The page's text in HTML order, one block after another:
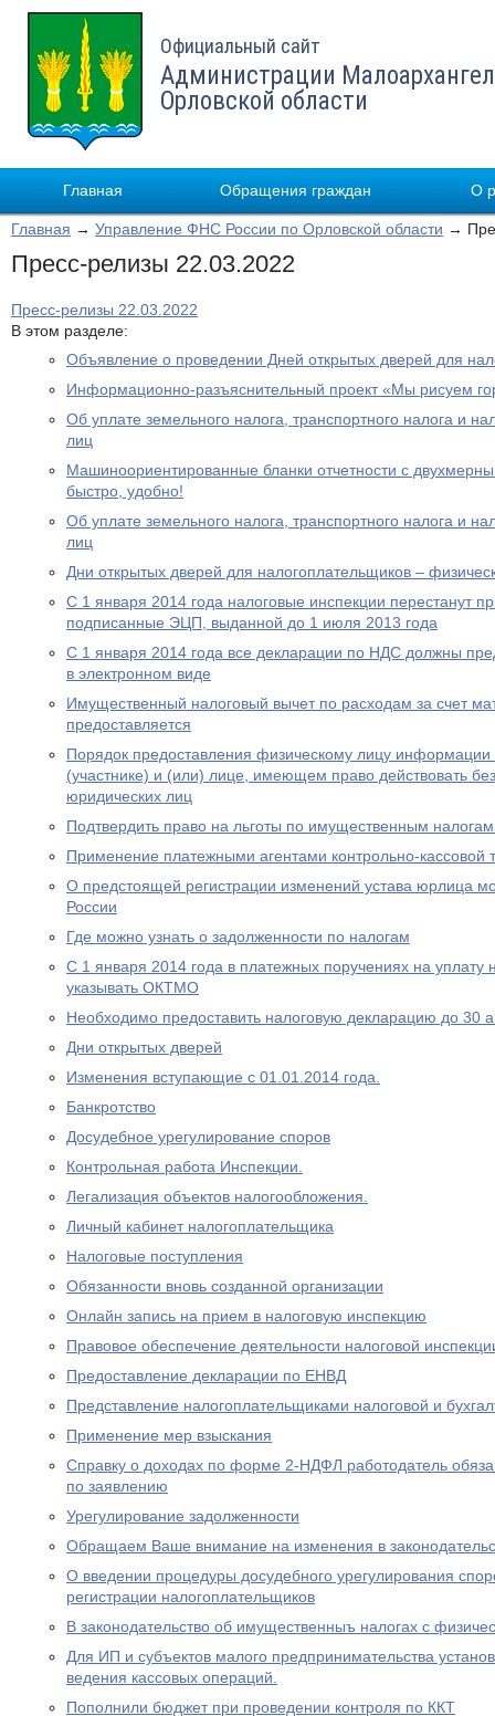
Официальный сайт
Администрации
Орловской области
Главная Обращения граждан О
Главная → Управление ФНС России по Орловской области →
Пресс-релизы 22.03.2022
Пресс-релизы 22.03.2022
В этом разделе:
Объявление о проведении Дней открытых дверей для
Информационно-разъяснительный проект «Мы рисуем
Об уплате земельного налога, транспортного налога и
лиц
Машиноориентированные бланки отчетности с
быстро, удобно!
Об уплате земельного налога, транспортного налога и
лиц
Дни открытых дверей для налогоплательщиков –
С 1 января 2014 года налоговые инспекции перестанут
подписанные ЭЦП, выданной до 1 июля 2013 года
С 1 января 2014 года все декларации по НДС должны
в электронном виде
Имущественный налоговый вычет по расходам за счет
предоставляется
Порядок предоставления физическому лицу информации
(участнике) и (или) лице, имеющем право действовать
юридических лиц
Подтвердить право на льготы по имущественным
Применение платежными агентами контрольно-кассовой
О предстоящей регистрации изменений устава юрлица
России
Где можно узнать о задолженности по налогам
С 1 января 2014 года в платежных поручениях на уплату
указывать ОКТМО
Необходимо предоставить налоговую декларацию до 30
Дни открытых дверей
Изменения вступающие с 01.01.2014 года.
Банкротство
Досудебное урегулирование споров
Контрольная работа Инспекции.
Легализация объектов налогообложения.
Личный кабинет налогоплательщика
Налоговые поступления
Обязанности вновь созданной организации
Онлайн запись на прием в налоговую инспекцию
Правовое обеспечение деятельности налоговой
Предоставление декларации по ЕНВД
Представление налогоплательщиками налоговой и
Применение мер взыскания
Справку о доходах по форме 2-НДФЛ работодатель
по заявлению
Урегулирование задолженности
Обращаем Ваше внимание на изменения в
О введении процедуры досудебного урегулирования
регистрации налогоплательщиков
В законодательство об имущественныъ налогах с
Для ИП и субъектов малого предпринимательства
ведения кассовых операций.
Пополнили бюджет при проведении контроля по ККТ